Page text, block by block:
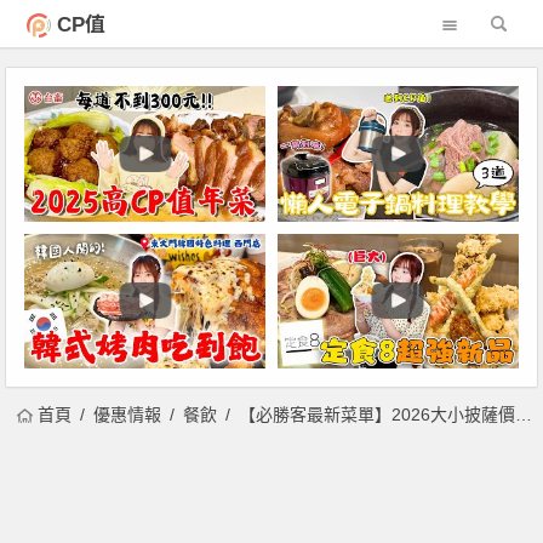
CP值
首頁 優惠情報 餐飲 【必勝客最新菜單】2026大小披薩價格/優惠推薦/門市訂餐一次看！